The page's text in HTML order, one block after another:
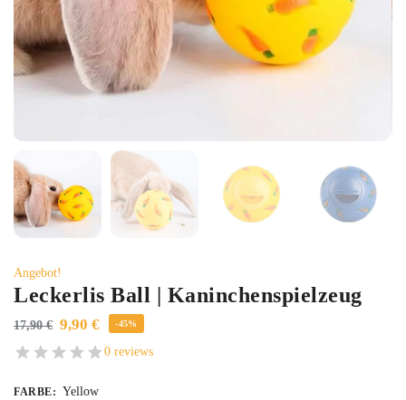
Angebot!
Leckerlis Ball | Kaninchenspielzeug
17,90€ 9,90€ -45%
0 reviews
FARBE: Yellow